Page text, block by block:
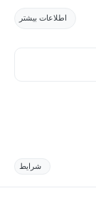
اطلاعات بیشتر
شرایط